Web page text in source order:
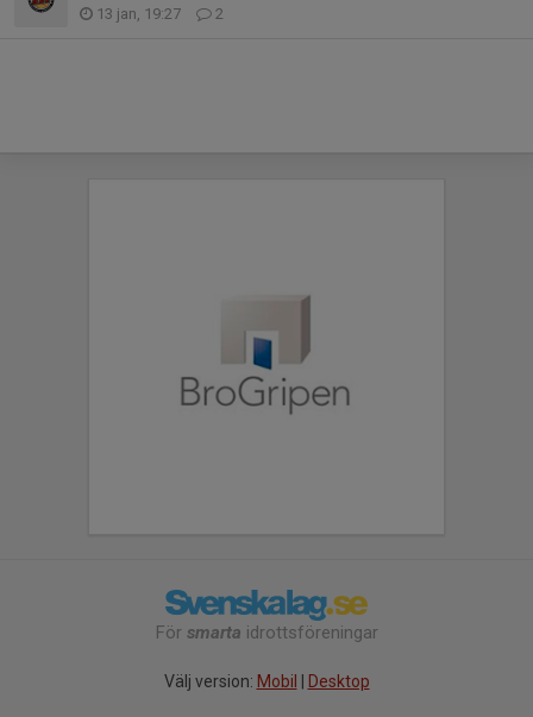
13 jan, 19:27 2
För smarta idrottsföreningar
Välj version: Mobil | Desktop